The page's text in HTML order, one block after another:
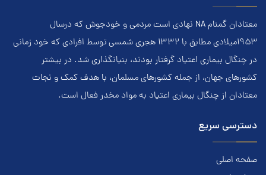
معتادان گمنام NA نهادي است مردمي و خودجوش که درسال
۱۹۵۳ميلادي مطابق با ۱۳۳۲ هجري‌ شمسي توسط افرادي که خود زماني
در چنگال بیماری اعتياد گرفتار بودند، بنيانگذاري شد. در بيشتر
کشور‌هاي جهان، از جمله کشور‌هاي مسلمان، با هدف کمک و نجات
معتادان از چنگال بیماری اعتياد به مواد مخدر فعال است.
دسترسی سریع
صفحه اصلی